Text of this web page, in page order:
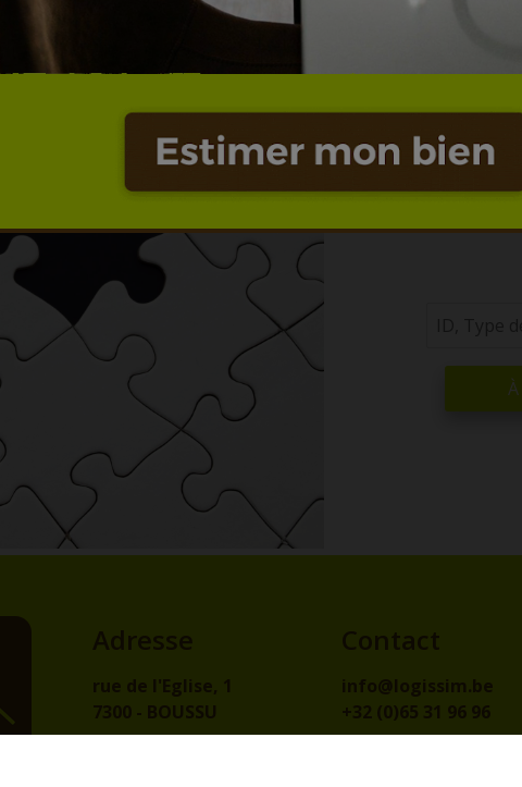
Adresse
rue de l'Eglise, 1
7300 - BOUSSU
Contact
info@logissim.be
+32 (0)65 31 96 96